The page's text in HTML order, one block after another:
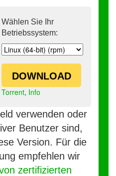
Wählen Sie Ihr
Betriebssystem:
DOWNLOAD
Torrent, Info
verwenden oder
Benutzer sind,
Version. Für die
empfehlen wir
zertifizierten